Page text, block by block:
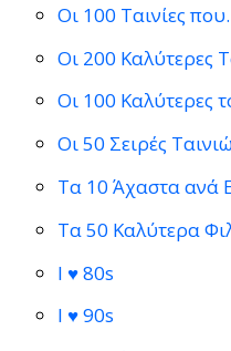
Οι 100 Ταινίες
Οι 200 Καλύτερες
Οι 100 Καλύτερες
Οι 50 Σειρές
Τα 10 Άχαστα ανά
Τα 50 Καλύτερα
I ♥ 80s
I ♥ 90s